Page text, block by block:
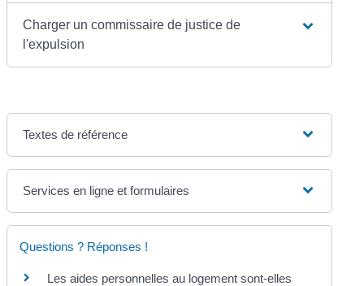
Charger un commissaire de justice de
l'expulsion
Textes de référence
Services en ligne et formulaires
Questions ? Réponses !
Les aides personnelles au logement sont-elles